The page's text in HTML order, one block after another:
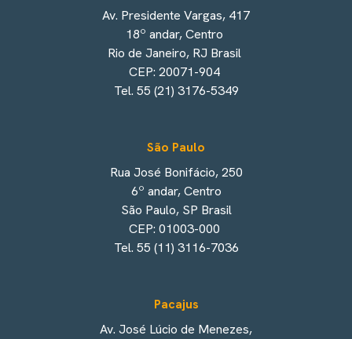
Av. Presidente Vargas, 417
18º andar, Centro
Rio de Janeiro, RJ Brasil
CEP: 20071-904
Tel. 55 (21) 3176-5349
São Paulo
Rua José Bonifácio, 250
6º andar, Centro
São Paulo, SP Brasil
CEP: 01003-000
Tel. 55 (11) 3116-7036
Pacajus
Av. José Lúcio de Menezes,